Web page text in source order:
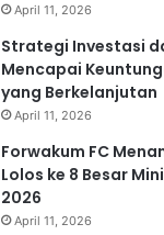
April 11, 2026
Strategi Investasi
Mencapai
yang Berkelanjutan
April 11, 2026
Forwakum FC
Lolos ke 8 Besar
2026
April 11, 2026